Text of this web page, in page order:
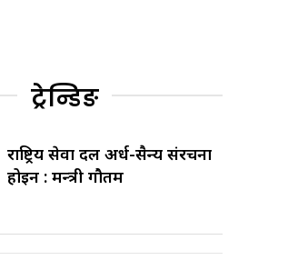
ट्रेन्डिङ
राष्ट्रिय सेवा दल अर्ध-सैन्य संरचना
होइन : मन्त्री गौतम